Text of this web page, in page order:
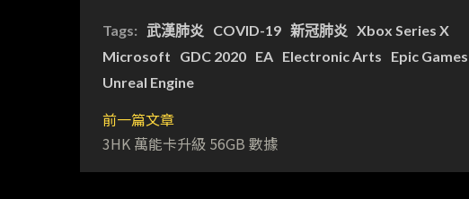
Tags: 武漢肺炎 COVID-19 新冠肺炎 Xbox Series X
Microsoft
GDC 2020 EA Electronic Arts Epic Games
Unreal Engine
前一篇文章
3HK 萬能卡升級 56GB 數據